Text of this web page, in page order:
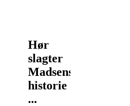
Hør
slagter
Madsens
historie
...